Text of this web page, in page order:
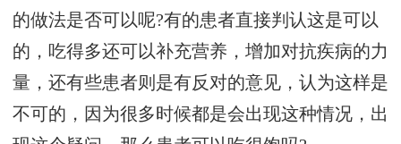
的做法是否可以呢?有的患者直接判认这是可以
的，吃得多还可以补充营养，增加对抗疾病的力
量，还有些患者则是有反对的意见，认为这样是
不可的，因为很多时候都是会出现这种情况，出